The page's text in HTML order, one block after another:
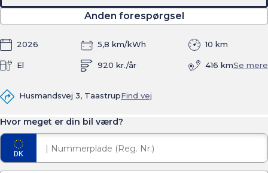
10 km
2026 5,8 km/kWh
920 kr./år
El 416 kmSe mere
Anden forespørgsel
Husmandsvej 3, TaastrupFind vej
Hvor meget er din bil værd?